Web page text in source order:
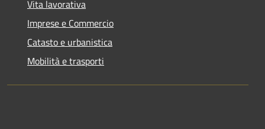
Vita lavorativa
Imprese e Commercio
Catasto e urbanistica
Mobilità e trasporti